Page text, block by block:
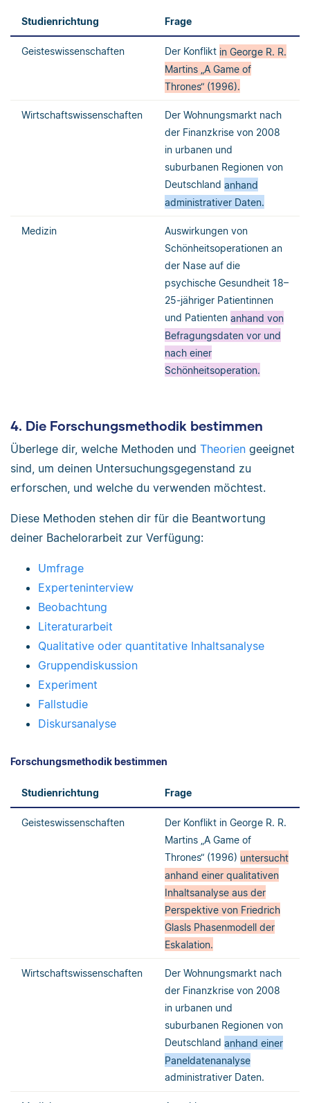
Studienrichtung Frage
Geisteswissenschaften Der Konflikt in George R. R.
Martins „A Game of
Thrones“ (1996).
Wirtschaftswissenschaften
Der Wohnungsmarkt nach
der Finanzkrise von 2008
in urbanen und
suburbanen Regionen von
Deutschland anhand
administrativer Daten.
Medizin
Auswirkungen von
Schönheitsoperationen an
der Nase auf die
psychische Gesundheit 18–
25-jähriger Patientinnen
und Patienten anhand von
Befragungsdaten vor und
nach einer
Schönheitsoperation.
4. Die Forschungsmethodik bestimmen
Überlege dir, welche Methoden und Theorien geeignet
sind, um deinen Untersuchungsgegenstand zu
erforschen, und welche du verwenden möchtest.
Diese Methoden stehen dir für die Beantwortung
deiner Bachelorarbeit zur Verfügung:
Umfrage
Experteninterview
Beobachtung
Literaturarbeit
Qualitative oder quantitative Inhaltsanalyse
Gruppendiskussion
Experiment
Fallstudie
Diskursanalyse
Forschungsmethodik bestimmen
Studienrichtung Frage
Geisteswissenschaften
Der Konflikt in George R. R.
Martins „A Game of
Thrones“ (1996) untersucht
anhand einer qualitativen
Inhaltsanalyse aus der
Perspektive von Friedrich
Glasls Phasenmodell der
Eskalation.
Wirtschaftswissenschaften
Der Wohnungsmarkt nach
der Finanzkrise von 2008
in urbanen und
suburbanen Regionen von
Deutschland anhand einer
Paneldatenanalyse
administrativer Daten.